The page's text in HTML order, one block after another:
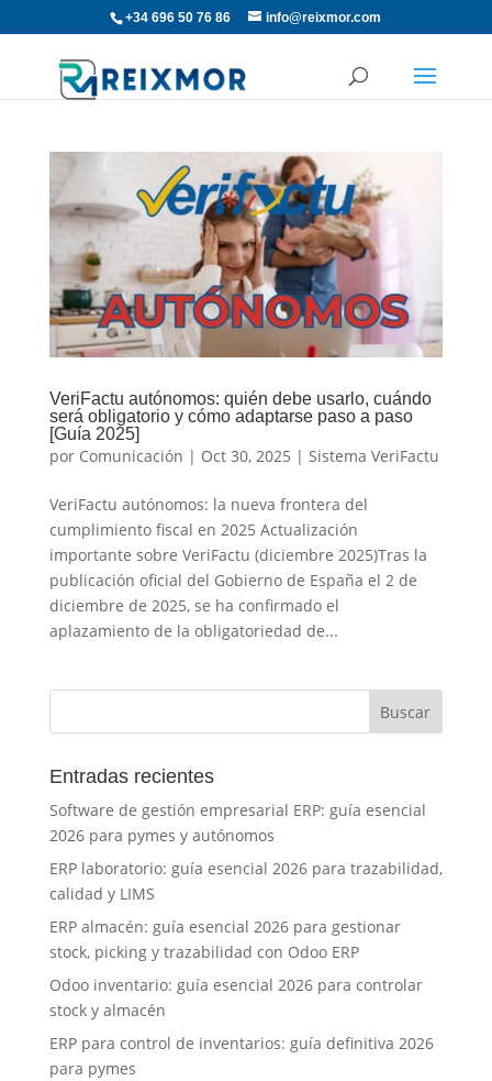
+34 696 50 76 86 info@reixmor.com
VeriFactu autónomos: quién debe usarlo, cuándo
será obligatorio y cómo adaptarse paso a paso
[Guía 2025]
por Comunicación | Oct 30, 2025 | Sistema VeriFactu
VeriFactu autónomos: la nueva frontera del
cumplimiento fiscal en 2025 Actualización
importante sobre VeriFactu (diciembre 2025)Tras la
publicación oficial del Gobierno de España el 2 de
diciembre de 2025, se ha confirmado el
aplazamiento de la obligatoriedad de...
Entradas recientes
Software de gestión empresarial ERP: guía esencial
2026 para pymes y autónomos
ERP laboratorio: guía esencial 2026 para trazabilidad,
calidad y LIMS
ERP almacén: guía esencial 2026 para gestionar
stock, picking y trazabilidad con Odoo ERP
Odoo inventario: guía esencial 2026 para controlar
stock y almacén
ERP para control de inventarios: guía definitiva 2026
para pymes